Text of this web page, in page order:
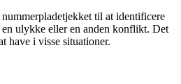
til at identificere
ulykke eller en anden konflikt. Det
have i visse situationer.